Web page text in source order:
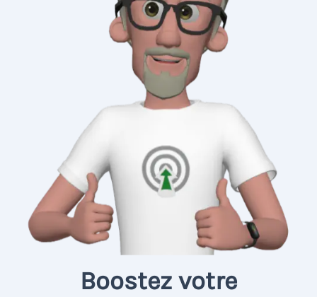
Boostez votre